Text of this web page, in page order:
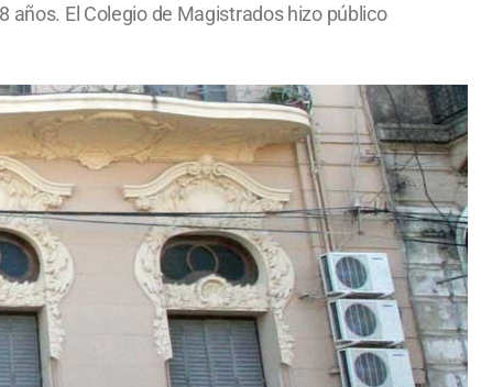
años. El Colegio de Magistrados hizo público